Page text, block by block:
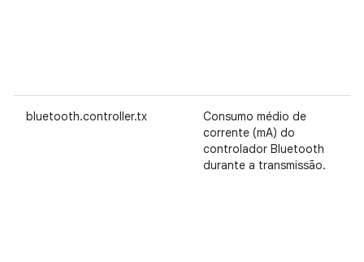
bluetooth.controller.tx
Consumo médio de
corrente (mA) do
controlador Bluetooth
durante a transmissão.